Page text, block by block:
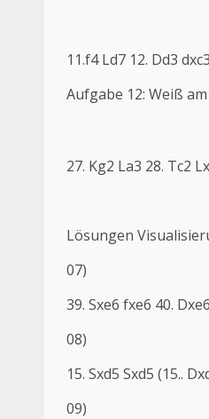
11.f4 Ld7 12. Dd3
Aufgabe 12: Weiß
27. Kg2 La3 28. Tc2
Lösungen
07)
39. Sxe6 fxe6 40.
08)
15. Sxd5 Sxd5 (15..
09)